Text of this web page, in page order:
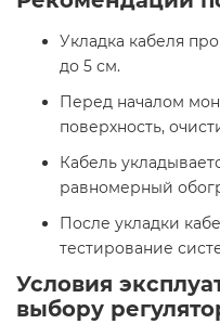
Укладка кабеля
до 5 см.​
Перед началом
поверхность,
Кабель
равномерный
После укладки
тестирование
Условия
выбору